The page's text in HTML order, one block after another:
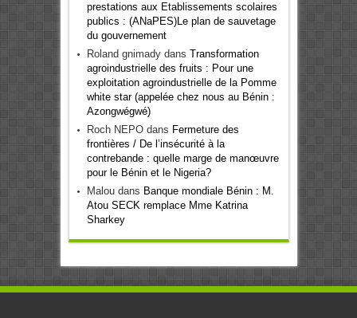
prestations aux Etablissements scolaires
publics : (ANaPES)Le plan de sauvetage
du gouvernement
Roland gnimadydans Transformation
agroindustrielle des fruits : Pour une
exploitation agroindustrielle de la Pomme
white star (appelée chez nous au Bénin :
Azongwégwé)
Roch NEPOdans Fermeture des
frontières / De l’insécurité à la
contrebande : quelle marge de manœuvre
pour le Bénin et le Nigeria?
Maloudans Banque mondiale Bénin : M.
Atou SECK remplace Mme Katrina
Sharkey